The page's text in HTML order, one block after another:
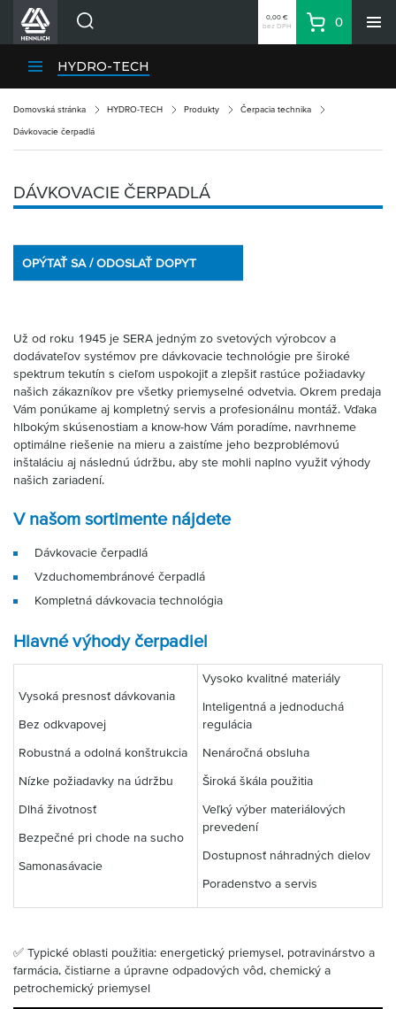
Divízie HENNLICH
Kariéra
O firme
Kontakty
Prihlásenie
Partner Zone
0,00 €
bez DPH
Košík
0
HYDRO-TECH
Domovská stránka HYDRO-TECH Produkty Čerpacia technika
Dávkovacie čerpadlá
DÁVKOVACIE ČERPADLÁ
OPÝTAŤ SA / ODOSLAŤ DOPYT
Už od roku 1945 je SERA jedným zo svetových výrobcov a
dodávateľov systémov pre dávkovacie technológie pre široké
spektrum tekutín s cieľom uspokojiť a zlepšiť rastúce požiadavky
našich zákazníkov pre všetky priemyselné odvetvia. Okrem predaja
Vám ponúkame aj kompletný servis a profesionálnu montáž. Vďaka
hlbokým skúsenostiam a know-how Vám poradíme, navrhneme
optimálne riešenie na mieru a zaistíme jeho bezproblémovú
inštaláciu aj následnú údržbu, aby ste mohli naplno využiť výhody
našich zariadení.
V našom sortimente nájdete
Dávkovacie čerpadlá
Vzduchomembránové čerpadlá
Kompletná dávkovacia technológia
Hlavné výhody čerpadiel
Vysoká presnosť dávkovania
Bez odkvapovej
Robustná a odolná konštrukcia
Nízke požiadavky na údržbu
Dlhá životnosť
Bezpečné pri chode na sucho
Samonasávacie
Vysoko kvalitné materiály
Inteligentná a jednoduchá
regulácia
Nenáročná obsluha
Široká škála použitia
Veľký výber materiálových
prevedení
Dostupnosť náhradných dielov
Poradenstvo a servis
✅ Typické oblasti použitia: energetický priemysel, potravinárstvo a
farmácia, čistiarne a úpravne odpadových vôd, chemický a
petrochemický priemysel